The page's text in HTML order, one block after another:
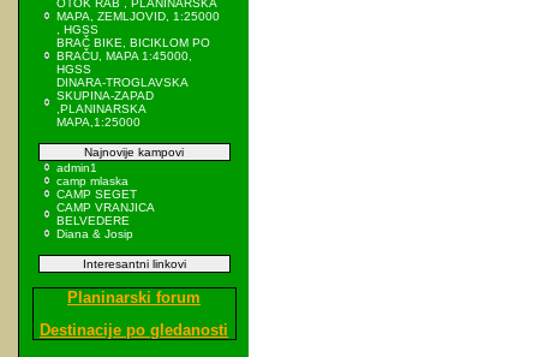
OTOK RAB , PLANINARSKA
MAPA, ZEMLJOVID, 1:25000
, HGSS
BRAČ BIKE, BICIKLOM PO
BRAČU, MAPA 1:45000,
HGSS
DINARA-TROGLAVSKA
SKUPINA-ZAPAD
,PLANINARSKA
MAPA,1:25000
Najnovije kampovi
admin1
camp mlaska
CAMP SEGET
CAMP VRANJICA
BELVEDERE
Diana & Josip
Interesantni linkovi
Planinarski forum
Destinacije po gledanosti